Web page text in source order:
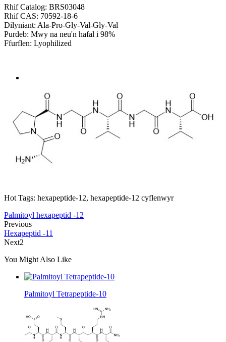
Rhif Catalog: BRS03048
Rhif CAS: 70592-18-6
Dilyniant: Ala-Pro-Gly-Val-Gly-Val
Purdeb: Mwy na neu'n hafal i 98%
Ffurflen: Lyophilized
Hot Tags: hexapeptide-12, hexapeptide-12 cyflenwyr
Palmitoyl hexapeptid -12
Previous
Hexapeptid -11
Next2
You Might Also Like
Palmitoyl Tetrapeptide-10